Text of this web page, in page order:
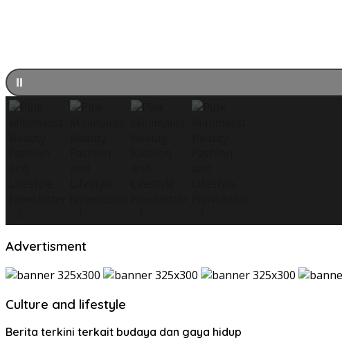
Advertisment
Culture and lifestyle
Berita terkini terkait budaya dan gaya hidup